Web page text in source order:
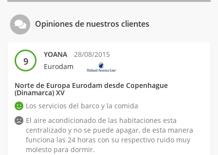
Opiniones de nuestros clientes
9
YOANA
28/08/2015
Eurodam
Norte de Europa Eurodam desde Copenhague
(Dinamarca) XV
Los servicios del barco y la comida
El aire acondicionado de las habitaciones esta
centralizado y no se puede apagar, de esta manera
funciona las 24 horas con su respectivo ruido muy
molesto para dormir.